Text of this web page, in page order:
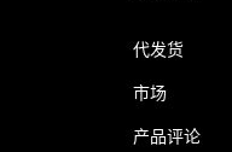
代发货
市场
产品评论